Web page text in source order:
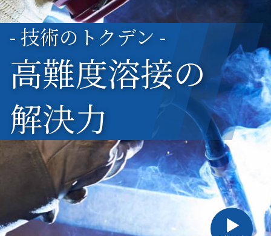
- 技術のトクデン -
高難度溶接の
解決力